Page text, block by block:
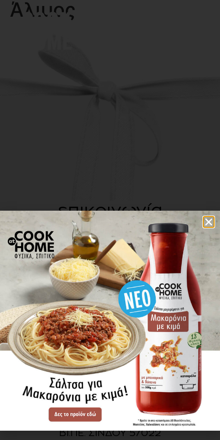
Άλιμος
επικοινωνία
πού βρίσκω τα προϊόντα
ΕΝΗΜΕΡΩΘΕΙΤΕ ΠΡΩΤΟΙ
ΓΙΑ ΤΑ ΝΕΑ ΜΑΣ
ΕΓΓΡΑΦΗ
SITE MAP
ΠΡΟΪΟΝΤΑ
ΣΥΝΤΑΓΕΣ
Η ΙΣΤΟΡΙΑ ΜΑΣ
VIDEOS
ΠΡΟΒΥΛ Α.Ε.
ΟΔΟΣ Α3
ΒΙ.ΠΕ. ΣΙΝΔΟΥ 57022